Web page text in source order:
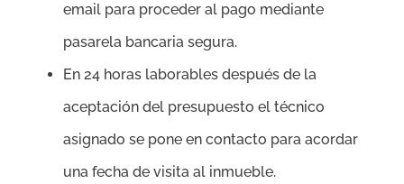
email para proceder al pago mediante
pasarela bancaria segura.
En 24 horas laborables después de la
aceptación del presupuesto el técnico
asignado se pone en contacto para acordar
una fecha de visita al inmueble.